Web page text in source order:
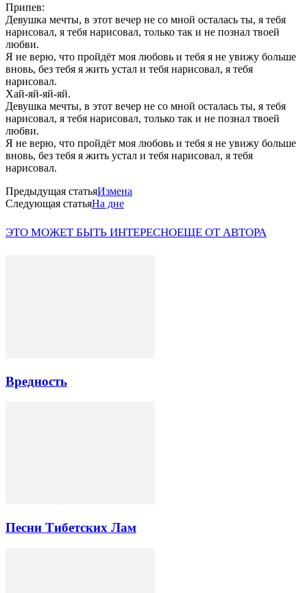
Припев:
Девушка мечты, в этот вечер не со мной осталась ты, я тебя
нарисовал, я тебя нарисовал, только так и не познал твоей
любви.
Я не верю, что пройдёт моя любовь и тебя я не увижу больше
вновь, без тебя я жить устал и тебя нарисовал, я тебя
нарисовал.
Хай-яй-яй-яй.
Девушка мечты, в этот вечер не со мной осталась ты, я тебя
нарисовал, я тебя нарисовал, только так и не познал твоей
любви.
Я не верю, что пройдёт моя любовь и тебя я не увижу больше
вновь, без тебя я жить устал и тебя нарисовал, я тебя
нарисовал.
Предыдущая статьяИзмена
Следующая статьяНа дне
ЭТО МОЖЕТ БЫТЬ ИНТЕРЕСНОЕЩЕ ОТ АВТОРА
Вредность
Песни Тибетских Лам